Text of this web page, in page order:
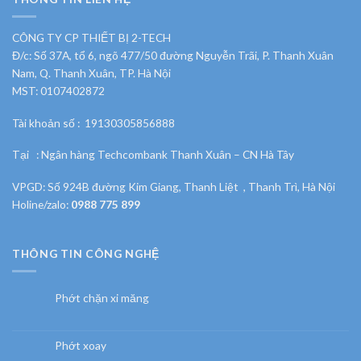
CÔNG TY CP THIẾT BỊ 2-TECH
Đ/c: Số 37A, tổ 6, ngõ 477/50 đường Nguyễn Trãi, P. Thanh Xuân
Nam, Q. Thanh Xuân, TP. Hà Nội
MST: 0107402872
Tài khoản số : 19130305856888
Tại : Ngân hàng Techcombank Thanh Xuân – CN Hà Tây
VPGD: Số 924B đường Kim Giang, Thanh Liệt , Thanh Trì, Hà Nội
Holine/zalo: 0988 775 899
THÔNG TIN CÔNG NGHỆ
Phớt chặn xi măng
Phớt xoay